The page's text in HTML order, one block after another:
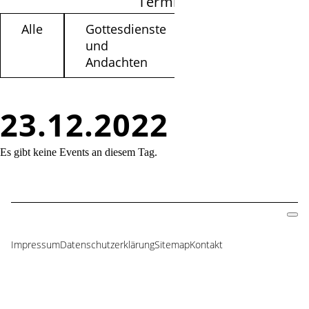
23.12.2022
Alle
Gottesdienste
und
Andachten
Es gibt keine Events an diesem Tag.
Navigation
ImpressumDatenschutzerklärungSitemapKontakt